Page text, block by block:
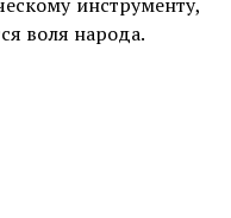
воля народа.